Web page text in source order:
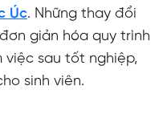
Úc. Những thay đổi
giản hóa quy trình
sau tốt nghiệp,
sinh viên.